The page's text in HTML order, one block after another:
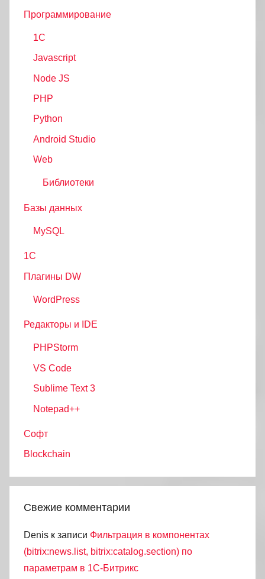
Программирование
1C
Javascript
Node JS
PHP
Python
Android Studio
Web
Библиотеки
Базы данных
MySQL
1С
Плагины DW
WordPress
Редакторы и IDE
PHPStorm
VS Code
Sublime Text 3
Notepad++
Софт
Blockchain
Свежие комментарии
Denis к записи Фильтрация в компонентах
(bitrix:news.list, bitrix:catalog.section) по
параметрам в 1С-Битрикс